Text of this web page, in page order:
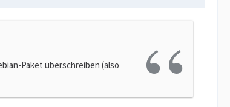
Paket überschreiben (also